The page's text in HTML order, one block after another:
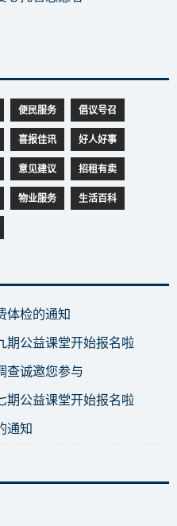
便民服务 倡议号召
喜报佳讯 好人好事
意见建议 招租有卖
物业服务 生活百科
体检的通知
期公益课堂开始报名啦
查诚邀您参与
期公益课堂开始报名啦
通知